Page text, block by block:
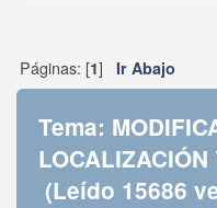
Páginas: [1] Ir Abajo
Tema:
(Leído 15686